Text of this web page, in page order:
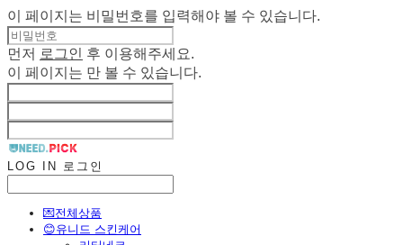
이 페이지는 비밀번호를 입력해야 볼 수 있습니다.
먼저 로그인
후 이용해주세요.
이 페이지는 만 볼 수 있습니다.
LOG IN 로그인
💌전체상품
😊유니드 스킨케어